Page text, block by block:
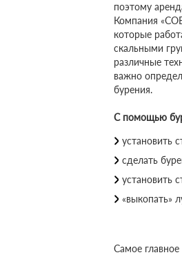
поэтому
Компания
которые
скальными
различные
важно
бурения.
С помощью
установить
сделать
установить
«выкопать»
Самое